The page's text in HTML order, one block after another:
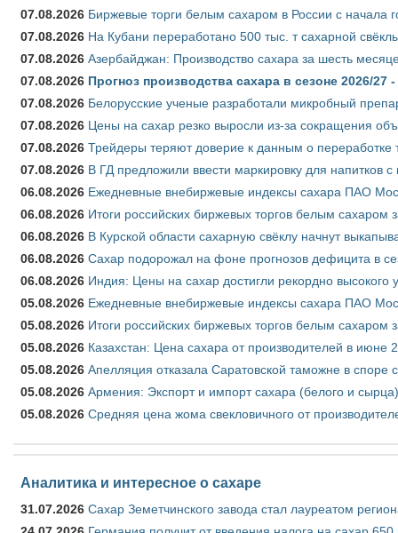
07.08.2026 Биржевые торги белым сахаром в России с начала
07.08.2026 На Кубани переработано 500 тыс. т сахарной
07.08.2026 Азербайджан: Производство сахара за шесть
07.08.2026 Прогноз производства сахара в сезоне 2026/
07.08.2026 Белорусские ученые разработали микробный
07.08.2026 Цены на сахар резко выросли из-за сокращения
07.08.2026 Трейдеры теряют доверие к данным о переработке
07.08.2026 В ГД предложили ввести маркировку для напитков
06.08.2026 Ежедневные внебиржевые индексы сахара ПАО
06.08.2026 Итоги российских биржевых торгов белым сахаром
06.08.2026 В Курской области сахарную свёклу начнут
06.08.2026 Сахар подорожал на фоне прогнозов дефицита в
06.08.2026 Индия: Цены на сахар достигли рекордно высокого
05.08.2026 Ежедневные внебиржевые индексы сахара ПАО
05.08.2026 Итоги российских биржевых торгов белым сахаром
05.08.2026 Казахстан: Цена сахара от производителей в июне
05.08.2026 Апелляция отказала Саратовской таможне в
05.08.2026 Армения: Экспорт и импорт сахара (белого и
05.08.2026 Средняя цена жома свекловичного от
Аналитика и интересное о сахаре
31.07.2026 Сахар Земетчинского завода стал лауреатом